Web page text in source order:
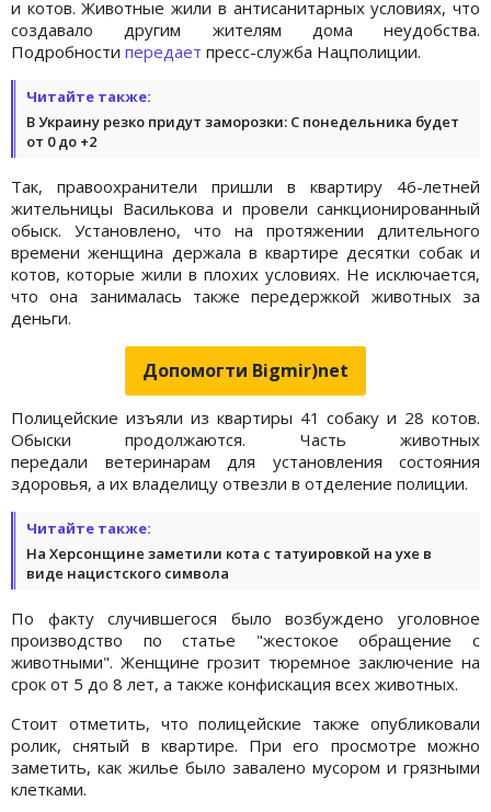
и котов. Животные жили в антисанитарных условиях, что
создавало другим жителям дома неудобства.
Подробности передает пресс-служба Нацполиции.
Читайте также:
В Украину резко придут заморозки: С понедельника будет
от 0 до +2
Так, правоохранители пришли в квартиру 46-летней
жительницы Василькова и провели санкционированный
обыск. Установлено, что на протяжении длительного
времени женщина держала в квартире десятки собак и
котов, которые жили в плохих условиях. Не исключается,
что она занималась также передержкой животных за
деньги.
Допомогти Bigmir)net
Полицейские изъяли из квартиры 41 собаку и 28 котов.
Обыски продолжаются. Часть животных
передали ветеринарам для установления состояния
здоровья, а их владелицу отвезли в отделение полиции.
Читайте также:
На Херсонщине заметили кота с татуировкой на ухе в
виде нацистского символа
По факту случившегося было возбуждено уголовное
производство по статье "жестокое обращение с
животными". Женщине грозит тюремное заключение на
срок от 5 до 8 лет, а также конфискация всех животных.
Стоит отметить, что полицейские также опубликовали
ролик, снятый в квартире. При его просмотре можно
заметить, как жилье было завалено мусором и грязными
клетками.